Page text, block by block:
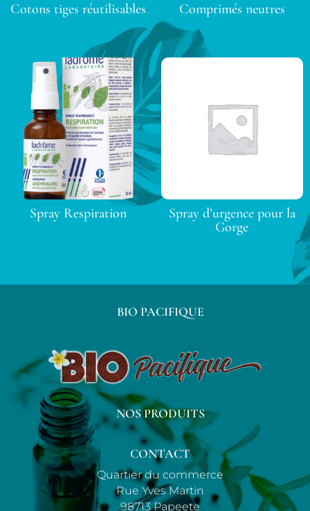
Cotons tiges réutilisables Comprimés neutres
Spray Respiration
Spray d’urgence pour la
Gorge
BIO PACIFIQUE
NOS PRODUITS
CONTACT
Quartier du commerce
Rue Yves Martin
98713 Papeete